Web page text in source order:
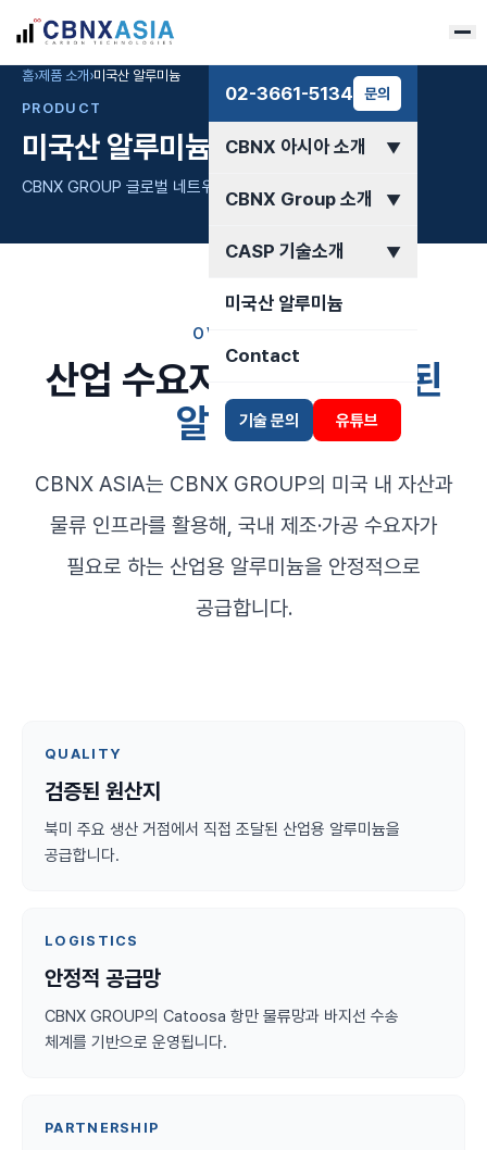
02-3661-5134 문의
CBNX 아시아 소개 ▼
CBNX Group 소개 ▼
CASP 기술소개 ▼
미국산 알루미늄
Contact
기술 문의 유튜브
홈›제품 소개 ›미국산 알루미늄
PRODUCT
미국산 알루미늄
CBNX GROUP 글로벌 네트워크를 통한 안정적 공급
OVERVIEW
산업 수요자를 위한
검증된
알루미늄
CBNX ASIA는 CBNX GROUP의 미국 내 자산과
물류 인프라를 활용해, 국내 제조·가공 수요자가
필요로 하는 산업용 알루미늄을 안정적으로
공급합니다.
QUALITY
검증된 원산지
북미 주요 생산 거점에서 직접 조달된 산업용 알루미늄을
공급합니다.
LOGISTICS
안정적 공급망
CBNX GROUP의 Catoosa 항만 물류망과 바지선 수송
체계를 기반으로 운영됩니다.
PARTNERSHIP